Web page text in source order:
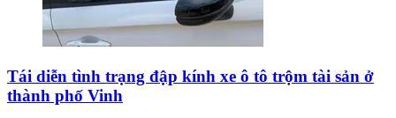
Tái diễn tình trạng đập kính xe ô tô trộm tài sản ở
thành phố Vinh